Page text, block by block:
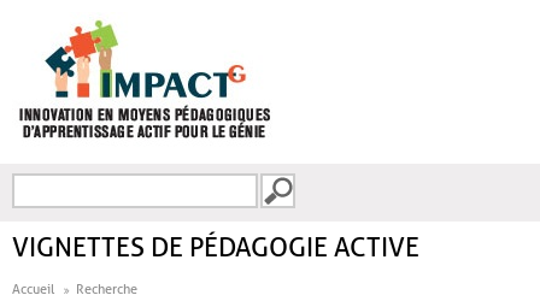
FORMULAIRE DE
VIGNETTES DE PÉDAGOGIE ACTIVE
Accueil Recherche